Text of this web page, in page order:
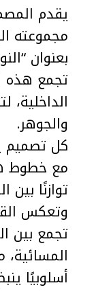
بعنوان
تجمع هذه
الداخلية،
والجوهر.
كل تصميم
مع خطوط
توازنًا بين
وتعكس
تجمع بين
أسلوبيًا